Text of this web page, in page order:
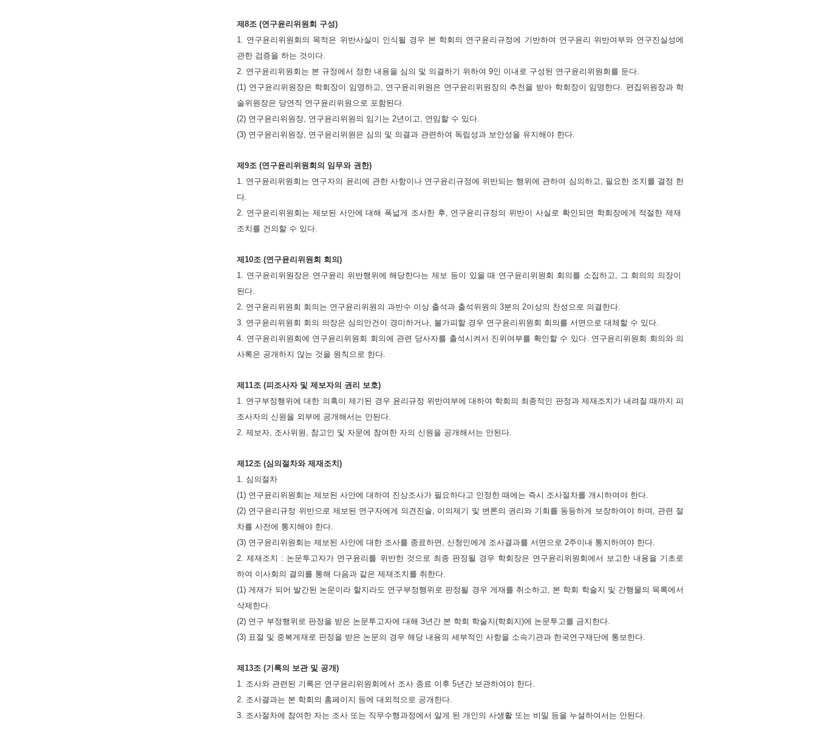
제8조 (연구윤리위원회 구성)
1. 연구윤리위원회의 목적은 위반사실이 인식될 경우 본 학회의 연구윤리규정에 기반하여 연구윤리 위반여부와 연구진실성에
관한 검증을 하는 것이다.
2. 연구윤리위원회는 본 규정에서 정한 내용을 심의 및 의결하기 위하여 9인 이내로 구성된 연구윤리위원회를 둔다.
(1) 연구윤리위원장은 학회장이 임명하고, 연구윤리위원은 연구윤리위원장의 추천을 받아 학회장이 임명한다. 편집위원장과 학
술위원장은 당연직 연구윤리위원으로 포함된다.
(2) 연구윤리위원장, 연구윤리위원의 임기는 2년이고, 연임할 수 있다.
(3) 연구윤리위원장, 연구윤리위원은 심의 및 의결과 관련하여 독립성과 보안성을 유지해야 한다.
제9조 (연구윤리위원회의 임무와 권한)
1. 연구윤리위원회는 연구자의 윤리에 관한 사항이나 연구윤리규정에 위반되는 행위에 관하여 심의하고, 필요한 조치를 결정 한
다.
2. 연구윤리위원회는 제보된 사안에 대해 폭넓게 조사한 후, 연구윤리규정의 위반이 사실로 확인되면 학회장에게 적절한 제재
조치를 건의할 수 있다.
제10조 (연구윤리위원회 회의)
1. 연구윤리위원장은 연구윤리 위반행위에 해당한다는 제보 등이 있을 때 연구윤리위원회 회의를 소집하고, 그 회의의 의장이
된다.
2. 연구윤리위원회 회의는 연구윤리위원의 과반수 이상 출석과 출석위원의 3분의 2이상의 찬성으로 의결한다.
3. 연구윤리위원회 회의 의장은 심의안건이 경미하거나, 불가피할 경우 연구윤리위원회 회의를 서면으로 대체할 수 있다.
4. 연구윤리위원회에 연구윤리위원회 회의에 관련 당사자를 출석시켜서 진위여부를 확인할 수 있다. 연구윤리위원회 회의와 의
사록은 공개하지 않는 것을 원칙으로 한다.
제11조 (피조사자 및 제보자의 권리 보호)
1. 연구부정행위에 대한 의혹이 제기된 경우 윤리규정 위반여부에 대하여 학회의 최종적인 판정과 제재조치가 내려질 때까지 피
조사자의 신원을 외부에 공개해서는 안된다.
2. 제보자, 조사위원, 참고인 및 자문에 참여한 자의 신원을 공개해서는 안된다.
제12조 (심의절차와 제재조치)
1. 심의절차
(1) 연구윤리위원회는 제보된 사안에 대하여 진상조사가 필요하다고 인정한 때에는 즉시 조사절차를 개시하여야 한다.
(2) 연구윤리규정 위반으로 제보된 연구자에게 의견진술, 이의제기 및 변론의 권리와 기회를 동등하게 보장하여야 하며, 관련 절
차를 사전에 통지해야 한다.
(3) 연구윤리위원회는 제보된 사안에 대한 조사를 종료하면, 신청인에게 조사결과를 서면으로 2주이내 통지하여야 한다.
2. 제재조치 : 논문투고자가 연구윤리를 위반한 것으로 최종 판정될 경우 학회장은 연구윤리위원회에서 보고한 내용을 기초로
하여 이사회의 결의를 통해 다음과 같은 제재조치를 취한다.
(1) 게재가 되어 발간된 논문이라 할지라도 연구부정행위로 판정될 경우 게재를 취소하고, 본 학회 학술지 및 간행물의 목록에서
삭제한다.
(2) 연구 부정행위로 판정을 받은 논문투고자에 대해 3년간 본 학회 학술지(학회지)에 논문투고를 금지한다.
(3) 표절 및 중복게재로 판정을 받은 논문의 경우 해당 내용의 세부적인 사항을 소속기관과 한국연구재단에 통보한다.
제13조 (기록의 보관 및 공개)
1. 조사와 관련된 기록은 연구윤리위원회에서 조사 종료 이후 5년간 보관하여야 한다.
2. 조사결과는 본 학회의 홈페이지 등에 대외적으로 공개한다.
3. 조사절차에 참여한 자는 조사 또는 직무수행과정에서 알게 된 개인의 사생활 또는 비밀 등을 누설하여서는 안된다.